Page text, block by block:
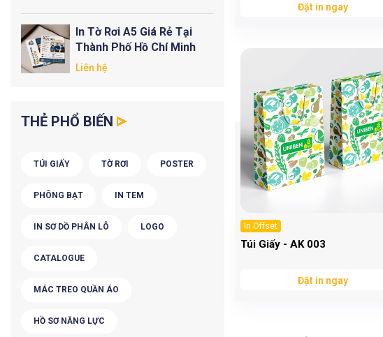
In Tờ Rơi A5 Giá Rẻ Tại
Thành Phố Hồ Chí Minh
Liên hệ
THẺ PHỔ BIẾN
TÚI GIẤY TỜ RƠI POSTER
PHÔNG BẠT IN TEM
IN SƠ DỒ PHÂN LÔ LOGO
CATALOGUE
MÁC TREO QUẦN ÁO
HỒ SƠ NĂNG LỰC
Đặt in ngay
In Offset
Túi Giấy - AK 003
Đặt in ngay